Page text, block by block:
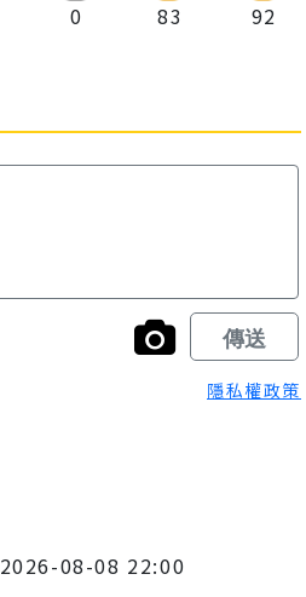
0 83 92
隱私權政策
2026-08-08 22:00